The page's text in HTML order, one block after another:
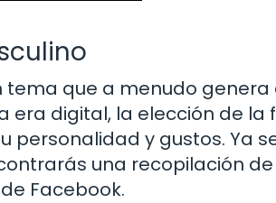
tema que a menudo
era digital, la elección de la
personalidad y gustos. Ya
una recopilación
Facebook.